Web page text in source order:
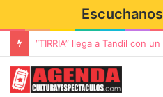
Escuchanos